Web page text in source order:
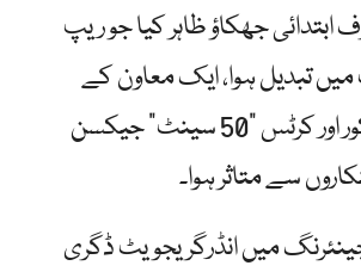
جھکاؤ ظاہر کیا جو ریپ
تبدیل ہوا، ایک معاون کے
مطابق، ٹوپاک شکور اور کرٹس "50 سینٹ” جیکسن
سے متاثر ہوا۔
میں انڈرگریجویٹ ڈگری